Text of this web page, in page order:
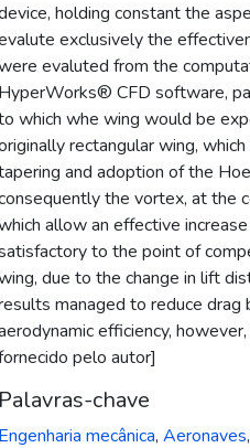
holding constant the
exclusively the
evaluted from the
HyperWorks® CFD software,
which whe wing would be
rectangular wing,
and adoption of the
the vortex, at the
allow an effective
to the point of
due to the change in lift
managed to reduce
efficiency,
pelo autor]
Palavras-chave
Engenharia mecânica, Aeronaves,